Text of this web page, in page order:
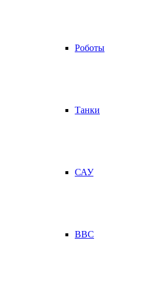
Роботы
Танки
САУ
ВВС